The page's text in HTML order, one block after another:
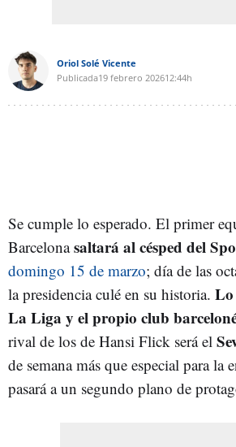
Oriol Solé Vicente
Publicada19 febrero 202612:44h
Se cumple lo esperado. El primer
Barcelonasaltará al césped del
domingo 15 de marzo; día de las
la presidencia culé en su historia.
La Liga y el propio club
rival de los de Hansi Flick será el
de semana más que especial para la
pasará a un segundo plano de